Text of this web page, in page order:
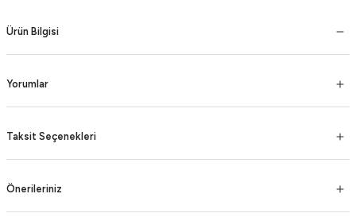
Ürün Bilgisi
Yorumlar
Taksit Seçenekleri
Önerileriniz